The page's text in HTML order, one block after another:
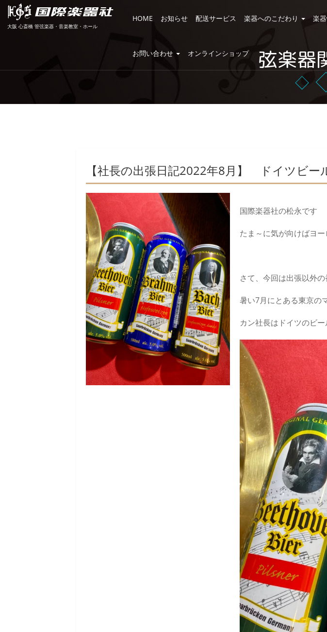
大阪 心斎橋 管弦楽器・音楽教室・ホール
HOME お知らせ 配送サービス 楽器へのこだわり 楽
お問い合わせ オンラインショップ 弦楽器
【社長の出張日記2022年8月】 ドイツビー
国際楽器社の松永です
たま～に気が向けばヨ
さて、今回は出張以外
暑い7月にとある東京の
カン社長はドイツのビ